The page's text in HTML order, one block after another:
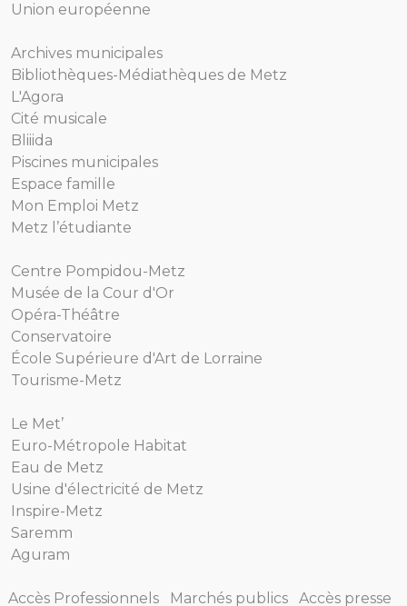
Union européenne
Archives municipales
Bibliothèques-Médiathèques de Metz
L'Agora
Cité musicale
Bliiida
Piscines municipales
Espace famille
Mon Emploi Metz
Metz l’étudiante
Centre Pompidou-Metz
Musée de la Cour d'Or
Opéra-Théâtre
Conservatoire
École Supérieure d'Art de Lorraine
Tourisme-Metz
Le Met’
Euro-Métropole Habitat
Eau de Metz
Usine d'électricité de Metz
Inspire-Metz
Saremm
Aguram
Accès Professionnels Marchés publics Accès presse